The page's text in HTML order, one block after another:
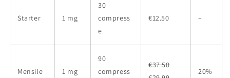
Starter 1 mg
30
compress
e
€12.50 –
Mensile 1 mg
90
compress
€37.50
20%